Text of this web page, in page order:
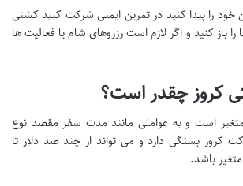
را پیدا کنید در تمرین ایمنی شرکت کنید کشتی
باز کنید و اگر لازم است رزروهای شام یا فعالیت ها
کروز چقدر است؟
است و به عواملی مانند مدت سفر مقصد نوع
کروز بستگی دارد و می تواند از چند صد دلار تا
متغیر باشد.